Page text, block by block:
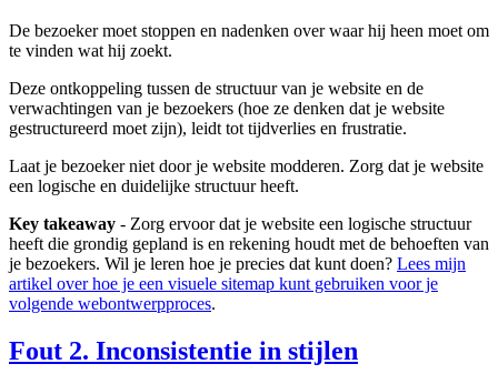
De bezoeker moet stoppen en nadenken over waar hij heen moet om
te vinden wat hij zoekt.
Deze ontkoppeling tussen de structuur van je website en de
verwachtingen van je bezoekers (hoe ze denken dat je website
gestructureerd moet zijn), leidt tot tijdverlies en frustratie.
Laat je bezoeker niet door je website modderen. Zorg dat je website
een logische en duidelijke structuur heeft.
Key takeaway - Zorg ervoor dat je website een logische structuur
heeft die grondig gepland is en rekening houdt met de behoeften van
je bezoekers. Wil je leren hoe je precies dat kunt doen? Lees mijn
artikel over hoe je een visuele sitemap kunt gebruiken voor je
volgende webontwerpproces.
Fout 2. Inconsistentie in stijlen